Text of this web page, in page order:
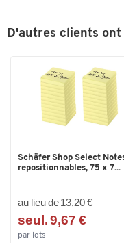
D'autres clients
Schäfer Shop Select
repositionnables, 75 x 7...
au lieu de 13,20 €
seul. 9,67 €
par lots